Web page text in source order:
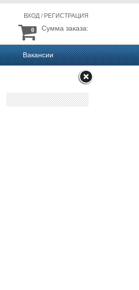
ВХОД / РЕГИСТРАЦИЯ
Сумма заказа:
0
Вакансии